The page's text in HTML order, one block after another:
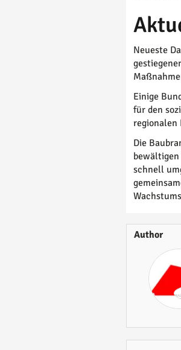
Neueste
Einige
für den
Die
bewältigen
schnell
Author